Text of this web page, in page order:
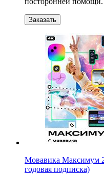
Заказать
Мовавика Максимум
годовая подписка)